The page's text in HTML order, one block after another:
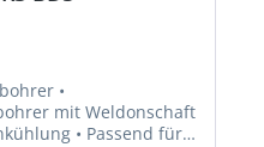
•
mit Weldonschaft
• Passend für